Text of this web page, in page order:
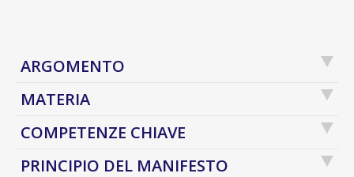
ARGOMENTO
MATERIA
COMPETENZE CHIAVE
PRINCIPIO DEL MANIFESTO